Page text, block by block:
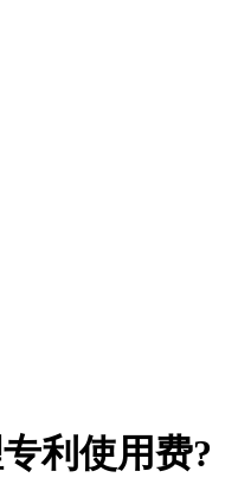
利使用费?